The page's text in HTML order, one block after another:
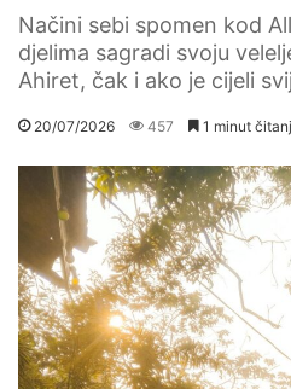
Načini sebi spomen kod
djelima sagradi svoju
Ahiret, čak i ako je cijeli
20/07/2026 457 1 minut